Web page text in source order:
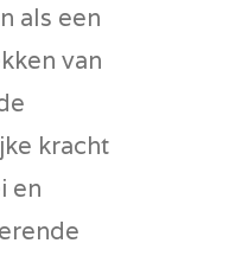
als een
van
kracht
en